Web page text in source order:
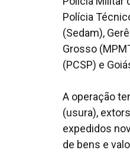
Polícia
(Sedam),
Grosso
(PCSP) e
A operação
(usura),
expedidos
de bens e